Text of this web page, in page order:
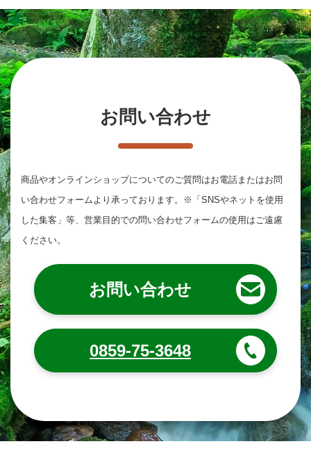
お問い合わせ
商品やオンラインショップについてのご質問はお電話またはお問
い合わせフォームより承っております。 ※「SNSやネットを使用
した集客」等、営業目的での問い合わせフォームの使用はご遠慮
ください。
お問い合わせ
0859-75-3648